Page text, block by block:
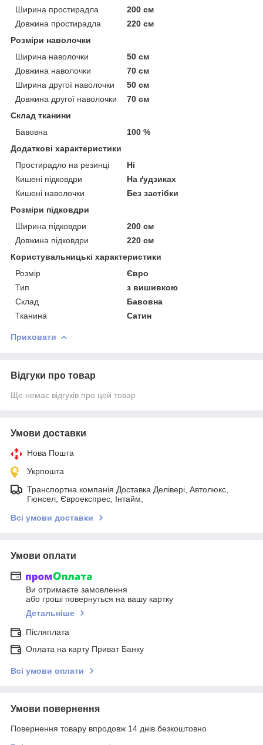
Ширина простирадла
200 см
Довжина простирадла
220 см
Розміри наволочки
Ширина наволочки
50 см
Довжина наволочки
70 см
Ширина другої наволочки
50 см
Довжина другої наволочки
70 см
Склад тканини
Бавовна
100 %
Додаткові характеристики
Простирадло на резинці
Ні
Кишені підковдри
На ґудзиках
Кишені наволочки
Без застібки
Розміри підковдри
Ширина підковдри
200 см
Довжина підковдри
220 см
Користувальницькі характеристики
Розмір
Євро
Тип
з вишивкою
Склад
Бавовна
Тканина
Сатин
Приховати
Відгуки про товар
Ще немає відгуків про цей товар
Умови доставки
Нова Пошта
Укрпошта
Транспортна компанія Доставка Делівері, Автолюкс,
Гюнсел, Євроекспрес, Інтайм,
Всі умови доставки
Умови оплати
Ви отримаєте замовлення
або гроші повернуться на вашу картку
Детальніше
Післяплата
Оплата на карту Приват Банку
Всі умови оплати
Умови повернення
Повернення товару впродовж 14 днів безкоштовно